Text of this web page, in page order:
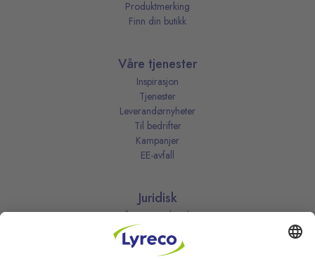
Produktmerking
Finn din butikk
Våre tjenester
Inspirasjon
Tjenester
Leverandørnyheter
Til bedrifter
Kampanjer
EE-avfall
Juridisk
Informasjonskapsler
Kjøpsbetingelser
Personvernerklæring